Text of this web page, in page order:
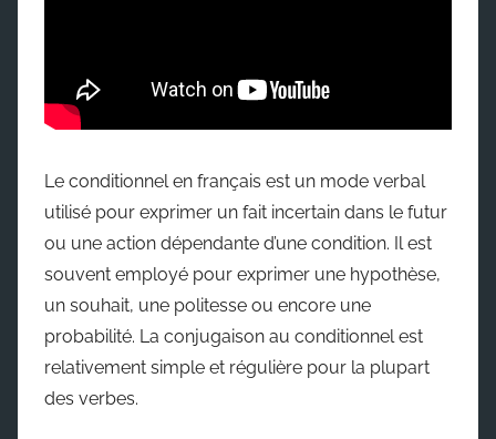
Le conditionnel en français est un mode verbal
utilisé pour exprimer un fait incertain dans le futur
ou une action dépendante d’une condition. Il est
souvent employé pour exprimer une hypothèse,
un souhait, une politesse ou encore une
probabilité. La conjugaison au conditionnel est
relativement simple et régulière pour la plupart
des verbes.